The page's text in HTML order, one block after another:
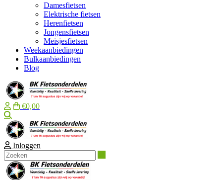
Damesfietsen
Elektrische fietsen
Herenfietsen
Jongensfietsen
Meisjesfietsen
Weekaanbiedingen
Bulkaanbiedingen
Blog
€0,00
Inloggen